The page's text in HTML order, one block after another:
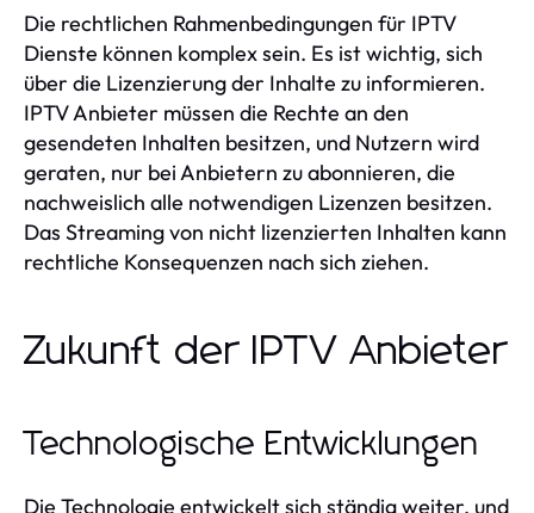
Die rechtlichen Rahmenbedingungen für IPTV
Dienste können komplex sein. Es ist wichtig, sich
über die Lizenzierung der Inhalte zu informieren.
IPTV Anbieter müssen die Rechte an den
gesendeten Inhalten besitzen, und Nutzern wird
geraten, nur bei Anbietern zu abonnieren, die
nachweislich alle notwendigen Lizenzen besitzen.
Das Streaming von nicht lizenzierten Inhalten kann
rechtliche Konsequenzen nach sich ziehen.
Zukunft der IPTV Anbieter
Technologische Entwicklungen
Die Technologie entwickelt sich ständig weiter, und